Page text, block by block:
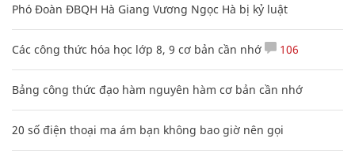
Phó Đoàn ĐBQH Hà Giang Vương Ngọc Hà bị kỷ luật
Các công thức hóa học lớp 8, 9 cơ bản cần nhớ 106
Bảng công thức đạo hàm nguyên hàm cơ bản cần nhớ
20 số điện thoại ma ám bạn không bao giờ nên gọi